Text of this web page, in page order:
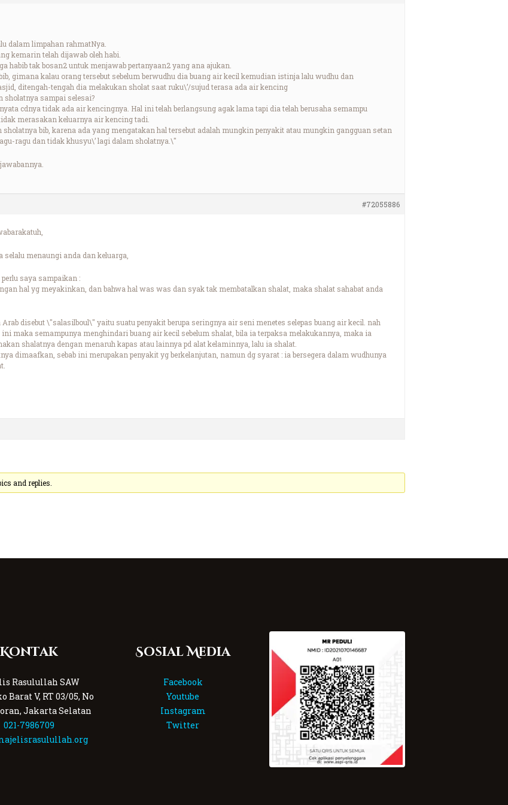
dalam limpahan rahmatNya.
kemarin telah dijawab oleh habi.
habib tak bosan2 untuk menjawab pertanyaan2 yang ana ajukan.
gimana kalau orang tersebut sebelum berwudhu dia buang air kecil kemudian istinja lalu wudhu dan
ditengah-tengah dia melakukan sholat saat ruku\’/sujud terasa ada air kencing
sholatnya sampai selesai?
cdnya tidak ada air kencingnya. Hal ini telah berlangsung agak lama tapi dia telah berusaha semampu
merasakan keluarnya air kencing tadi.
bib, karena ada yang mengatakan hal tersebut adalah mungkin penyakit atau mungkin gangguan setan
ragu dan tidak khusyu\’ lagi dalam sholatnya.\"
#72055886
selalu menaungi anda dan keluarga,
saya sampaikan :
hal yg meyakinkan, dan bahwa hal was was dan syak tak membatalkan shalat, maka shalat sahabat anda
Arab disebut \"salasilboul\" yaitu suatu penyakit berupa seringnya air seni menetes selepas buang air kecil. nah
maka semampunya menghindari buang air kecil sebelum shalat, bila ia terpaksa melakukannya, maka ia
shalatnya dengan menaruh kapas atau lainnya pd alat kelaminnya, lalu ia shalat.
dimaafkan, sebab ini merupakan penyakit yg berkelanjutan, namun dg syarat : ia bersegera dalam wudhunya
and replies.
Kontak
Rasulullah SAW
Barat V, RT 03/05, No
Jakarta Selatan
021-7986709
Sosial Media
Facebook
Youtube
Instagram
Twitter